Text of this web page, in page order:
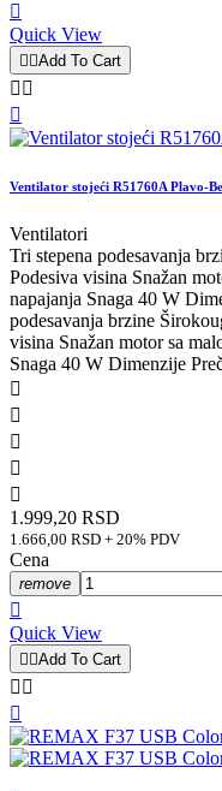

Quick View
 Add To Cart
 

Ventilator stojeći R51760A Plavo-
Ventilatori
Tri stepena podesavanja
Podesiva visina Snažan
napajanja Snaga 40 W
podesavanja brzine
visina Snažan motor sa
Snaga 40 W Dimenzije





1.999,20 RSD
1.666,00 RSD + 20% PDV
Cena
remove

Quick View
 Add To Cart
 
